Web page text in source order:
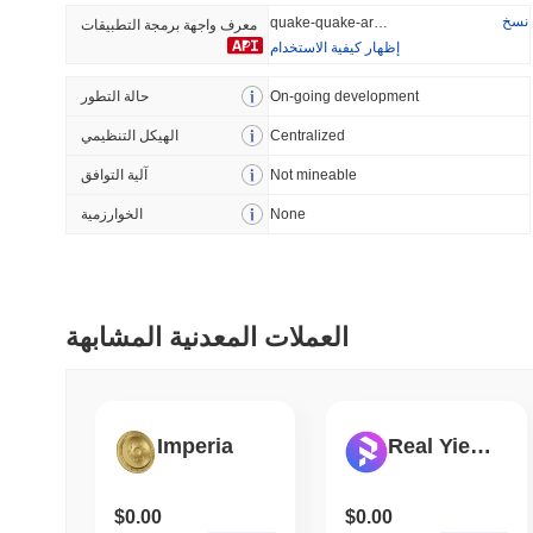
رائج
Hyperliquid
-2.86%
أضيف مؤخرا
معرف واجهة برمجة التطبيقات
نسخ
إظهار كيفية الاستخدام
حالة التطور On-going development
الهيكل التنظيمي Centralized
آلية التوافق Not mineable
الخوارزمية None
العملات المعدنية المشابهة
Imperia
$0.00
Real Yield Finance
$0.00